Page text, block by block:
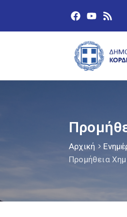
Αρχική
Προμήθεια